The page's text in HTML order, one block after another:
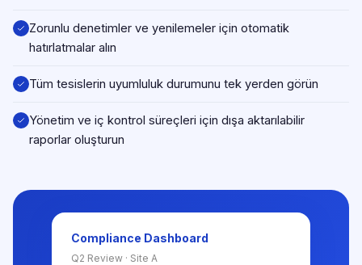
Zorunlu denetimler ve yenilemeler için otomatik
hatırlatmalar alın
Tüm tesislerin uyumluluk durumunu tek yerden görün
Yönetim ve iç kontrol süreçleri için dışa aktarılabilir
raporlar oluşturun
Compliance Dashboard
Q2 Review · Site A